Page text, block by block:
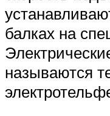
балках на
называются